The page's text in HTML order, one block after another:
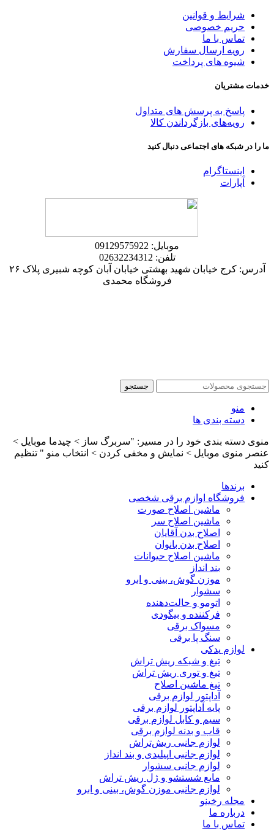
شرایط و قوانین
حریم خصوصی
تماس با ما
رویه ارسال سفارش
شیوه های پرداخت
خدمات مشتریان
پاسخ به پرسش های متداول
رویه‌های بازگرداندن کالا
ما را در شبکه های اجتماعی دنبال کنید
اینستاگرام
آپارات
موبایل: 09129575922
تلفن: 02632234312
آدرس: کرج خیابان شهید بهشتی خیابان آبان کوچه شبیری پلاک ۲۶
فروشگاه محمدی
جستجو
منو
دسته بندی ها
منوی دسته بندی خود را در مسیر: "سربرگ ساز > چیدما موبایل >
عنصر منوی موبایل > نمایش و مخفی کردن > انتخاب منو " تنظیم
کنید
برندها
فروشگاه اوازم برقی شخصی
ماشین اصلاح صورت
ماشین اصلاح سر
اصلاح بدن آقایان
اصلاح بدن بانوان
ماشین اصلاح حیوانات
بند انداز
موزن گوش، بینی و ابرو
سشوار
اتومو و حالت‌دهنده
فرکننده و بیگودی
مسواک برقی
سنگ پا برقی
لوازم یدکی
تیغ و شبکه ریش تراش
تیغ و توری ریش تراش
تیغ ماشین اصلاح
آداپتور لوازم برقی
پایه آداپتور لوازم برقی
سیم و کابل لوازم برقی
قاب و بدنه لوازم برقی
لوازم جانبی ریش‌تراش
لوازم جانبی اپیلیدی و بند انداز
لوازم جانبی سشوار
مایع شستشو و ژل ریش تراش
لوازم جانبی موزن گوش، بینی و ابرو
مجله رخینو
درباره ما
تماس با ما